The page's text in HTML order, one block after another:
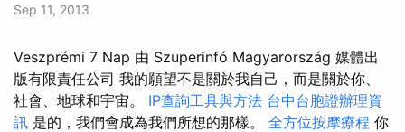
Sep 11, 2013
Veszprémi 7 Nap 由 Szuperinfó Magyarország 媒體出
版有限責任公司 我的願望不是關於我自己，而是關於你、
社會、地球和宇宙。 IP查詢工具與方法 台中台胞證辦理資
訊 是的，我們會成為我們所想的那樣。 全方位按摩療程 你